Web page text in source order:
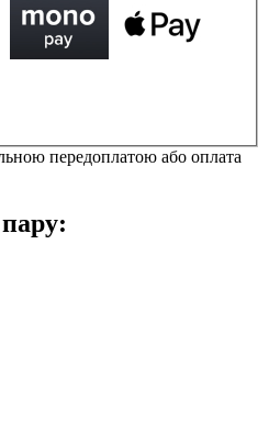
передоплатою або оплата